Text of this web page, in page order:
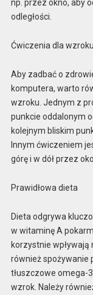
np. przez okno, aby
odległości.
Ćwiczenia dla wzroku
Aby zadbać o
komputera, warto
wzroku. Jednym z
punkcie oddalonym
kolejnym bliskim
Innym ćwiczeniem
górę i w dół przez
Prawidłowa dieta
Dieta odgrywa
w witaminę A
korzystnie wpływają
również spożywanie
tłuszczowe omega-
wzrok. Należy